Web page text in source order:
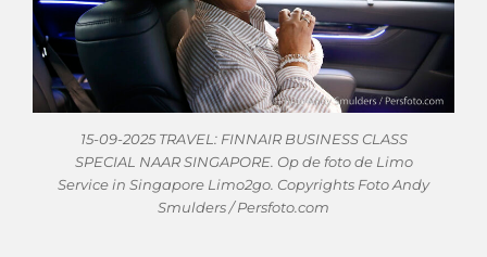
15-09-2025 TRAVEL: FINNAIR BUSINESS CLASS
SPECIAL NAAR SINGAPORE. Op de foto de Limo
Service in Singapore Limo2go. Copyrights Foto Andy
Smulders / Persfoto.com